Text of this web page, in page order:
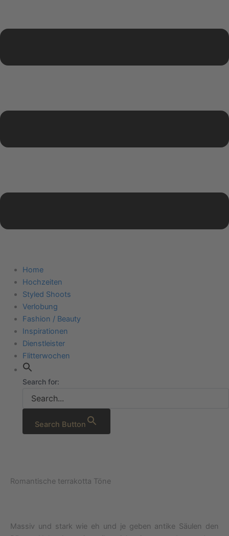
Home
Hochzeiten
Styled Shoots
Verlobung
Fashion / Beauty
Inspirationen
Dienstleister
Flitterwochen
Search for:
Search Button
Romantische terrakotta Töne
Massiv und stark wie eh und je geben antike Säulen den